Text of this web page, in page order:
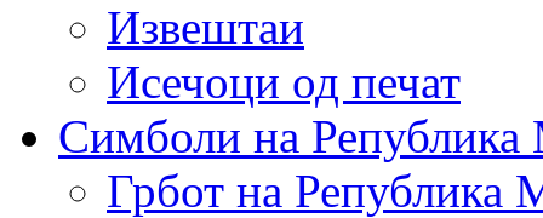
Извештаи
Исечоци од печат
Симболи на Република
Грбот на Република